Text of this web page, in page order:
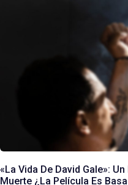
«La Vida De David Gale»:
Muerte ¿La Película Es